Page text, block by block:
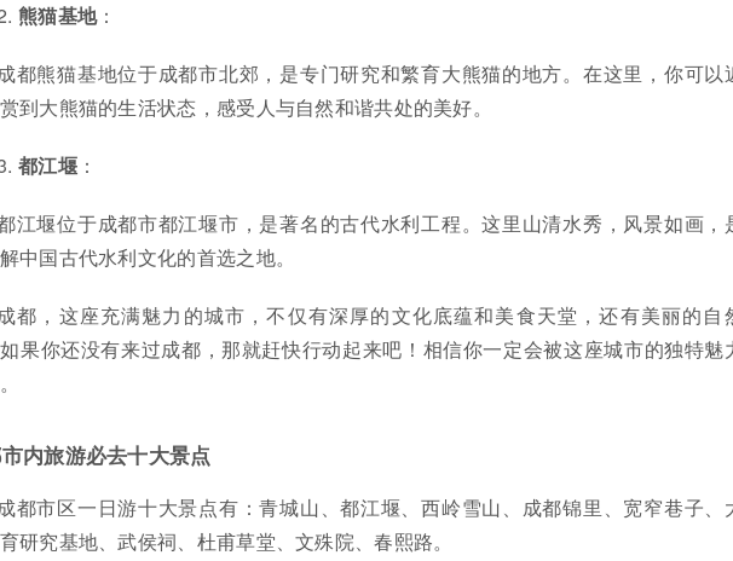
熊猫基地：
都熊猫基地位于成都市北郊，是专门研究和繁育大熊猫的地方。在这里，你可以
到大熊猫的生活状态，感受人与自然和谐共处的美好。
都江堰：
江堰位于成都市都江堰市，是著名的古代水利工程。这里山清水秀，风景如画，
中国古代水利文化的首选之地。
都，这座充满魅力的城市，不仅有深厚的文化底蕴和美食天堂，还有美丽的自
果你还没有来过成都，那就赶快行动起来吧！相信你一定会被这座城市的独特魅
内旅游必去十大景点
都市区一日游十大景点有：青城山、都江堰、西岭雪山、成都锦里、宽窄巷子、
研究基地、武侯祠、杜甫草堂、文殊院、春熙路。